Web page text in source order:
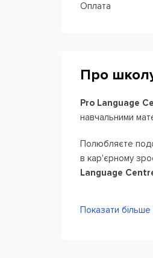
Оплата
Про
Pro Language
навчальними
Полюбляєте
в кар'єрному
Language
Показати